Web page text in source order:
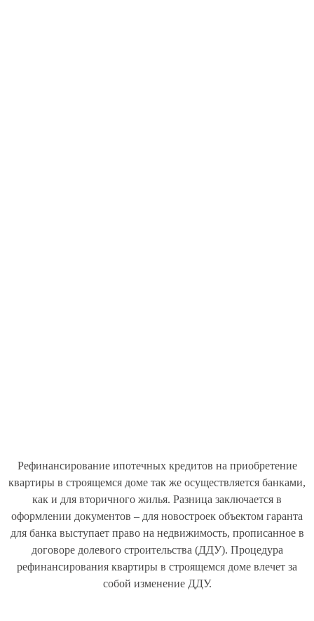
Рефинансирование ипотечных кредитов на приобретение
квартиры в строящемся доме так же осуществляется банками,
как и для вторичного жилья. Разница заключается в
оформлении документов – для новостроек объектом гаранта
для банка выступает право на недвижимость, прописанное в
договоре долевого строительства (ДДУ). Процедура
рефинансирования квартиры в строящемся доме влечет за
собой изменение ДДУ.